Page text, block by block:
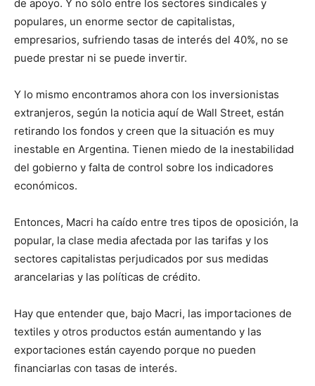
de apoyo. Y no sólo entre los sectores sindicales y
populares, un enorme sector de capitalistas,
empresarios, sufriendo tasas de interés del 40%, no se
puede prestar ni se puede invertir.
Y lo mismo encontramos ahora con los inversionistas
extranjeros, según la noticia aquí de Wall Street, están
retirando los fondos y creen que la situación es muy
inestable en Argentina. Tienen miedo de la inestabilidad
del gobierno y falta de control sobre los indicadores
económicos.
Entonces, Macri ha caído entre tres tipos de oposición, la
popular, la clase media afectada por las tarifas y los
sectores capitalistas perjudicados por sus medidas
arancelarias y las políticas de crédito.
Hay que entender que, bajo Macri, las importaciones de
textiles y otros productos están aumentando y las
exportaciones están cayendo porque no pueden
financiarlas con tasas de interés.